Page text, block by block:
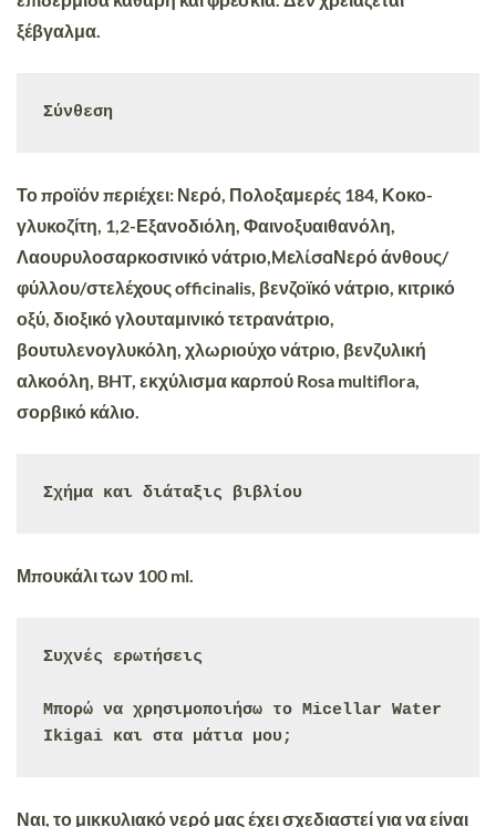
ξέβγαλμα.
Σύνθεση
Το προϊόν περιέχει: Νερό, Πολοξαμερές 184, Κοκο-
γλυκοζίτη, 1,2-Εξανοδιόλη, Φαινοξυαιθανόλη,
Λαουρυλοσαρκοσινικό νάτριο, ΜελίσαΝερό άνθους/
φύλλου/στελέχους officinalis, βενζοϊκό νάτριο, κιτρικό
οξύ, διοξικό γλουταμινικό τετρανάτριο,
βουτυλενογλυκόλη, χλωριούχο νάτριο, βενζυλική
αλκοόλη, BHT, εκχύλισμα καρπού Rosa multiflora,
σορβικό κάλιο.
Σχήμα και διάταξις βιβλίου
Μπουκάλι των 100 ml.
Συχνές ερωτήσεις
Μπορώ να χρησιμοποιήσω το Micellar Water
Ikigai και στα μάτια μου;
Ναι, το μικκυλιακό νερό μας έχει σχεδιαστεί για να είναι